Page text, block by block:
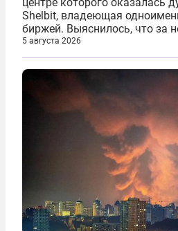
Shelbit, владеющая
биржей. Выяснилось, что за
существования через Shelbit
млрд долларов в
иранским чиновникам и
5 августа 2026